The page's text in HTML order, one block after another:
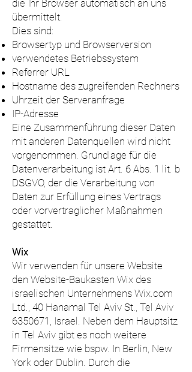
die Ihr Browser automatisch an uns
übermittelt.
Dies sind:
Browsertyp und Browserversion
verwendetes Betriebssystem
Referrer URL
Hostname des zugreifenden Rechners
Uhrzeit der Serveranfrage
IP-Adresse
Eine Zusammenführung dieser Daten
mit anderen Datenquellen wird nicht
vorgenommen. Grundlage für die
Datenverarbeitung ist Art. 6 Abs. 1 lit. b
DSGVO, der die Verarbeitung von
Daten zur Erfüllung eines Vertrags
oder vorvertraglicher Maßnahmen
gestattet.
Wix
Wir verwenden für unsere Website
den Website-Baukasten Wix des
israelischen Unternehmens Wix.com
Ltd., 40 Hanamal Tel Aviv St., Tel Aviv
6350671 , Israel. Neben dem Hauptsitz
in Tel Aviv gibt es noch weitere
Firmensitze wie bspw. In Berlin, New
York oder Dublin. Durch die